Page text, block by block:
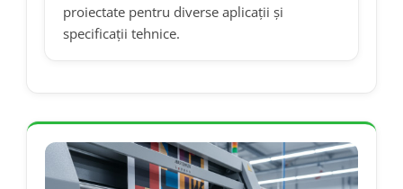
proiectate pentru diverse aplicații și
specificații tehnice.